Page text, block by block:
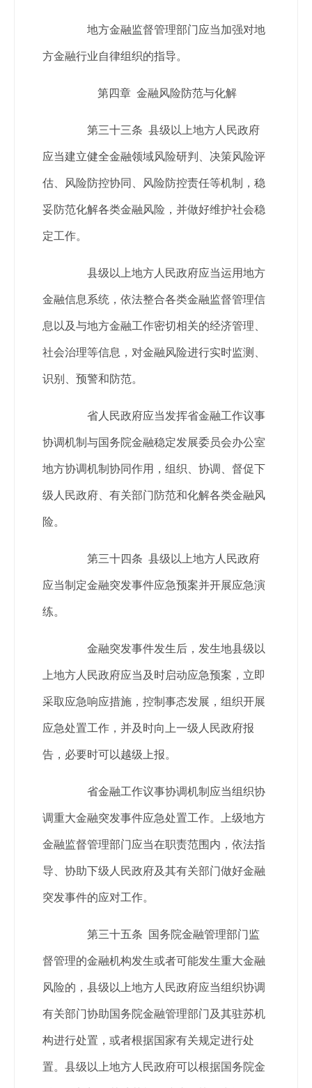
地方金融监督管理部门应当加强对地
方金融行业自律组织的指导。
第四章 金融风险防范与化解
第三十三条 县级以上地方人民政府
应当建立健全金融领域风险研判、决策风险评
估、风险防控协同、风险防控责任等机制，稳
妥防范化解各类金融风险，并做好维护社会稳
定工作。
县级以上地方人民政府应当运用地方
金融信息系统，依法整合各类金融监督管理信
息以及与地方金融工作密切相关的经济管理、
社会治理等信息，对金融风险进行实时监测、
识别、预警和防范。
省人民政府应当发挥省金融工作议事
协调机制与国务院金融稳定发展委员会办公室
地方协调机制协同作用，组织、协调、督促下
级人民政府、有关部门防范和化解各类金融风
险。
第三十四条 县级以上地方人民政府
应当制定金融突发事件应急预案并开展应急演
练。
金融突发事件发生后，发生地县级以
上地方人民政府应当及时启动应急预案，立即
采取应急响应措施，控制事态发展，组织开展
应急处置工作，并及时向上一级人民政府报
告，必要时可以越级上报。
省金融工作议事协调机制应当组织协
调重大金融突发事件应急处置工作。上级地方
金融监督管理部门应当在职责范围内，依法指
导、协助下级人民政府及其有关部门做好金融
突发事件的应对工作。
第三十五条 国务院金融管理部门监
督管理的金融机构发生或者可能发生重大金融
风险的，县级以上地方人民政府应当组织协调
有关部门协助国务院金融管理部门及其驻苏机
构进行处置，或者根据国家有关规定进行处
置。县级以上地方人民政府可以根据国务院金